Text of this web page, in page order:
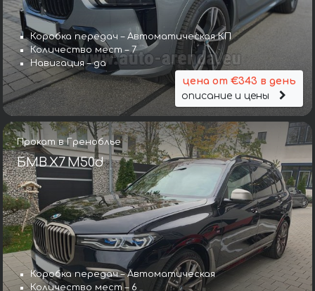
Коробка передач – Автоматическая КП
Количество мест – 7
Навигация – да
цена от €343 в день
описание и цены
Прокат в Греноблье
БМВ X7 M50d
Коробка передач – Автоматическая
Количество мест – 6